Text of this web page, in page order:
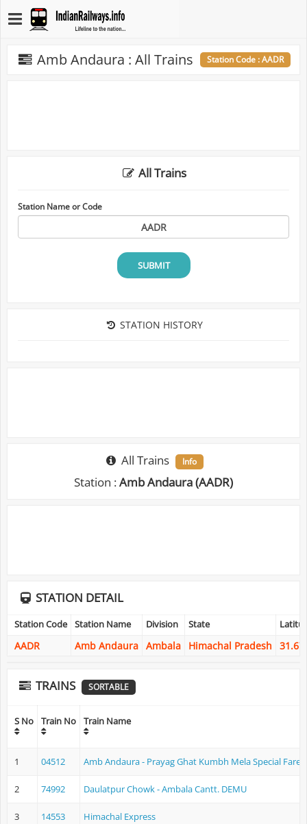
Amb Andaura : All Trains Station Code : AADR
All Trains
Station Name or Code
SUBMIT
STATION HISTORY
All Trains Info
Station :Amb Andaura (AADR)
STATION DETAIL
Station Code Station Name Division State
AADR Amb Andaura Ambala Himachal Pradesh
TRAINS SORTABLE
S No Train No Train Name
1 04512 Amb Andaura - Prayag Ghat Kumbh Mela Special Fare
2 74992 Daulatpur Chowk - Ambala Cantt. DEMU
3 14553 Himachal Express